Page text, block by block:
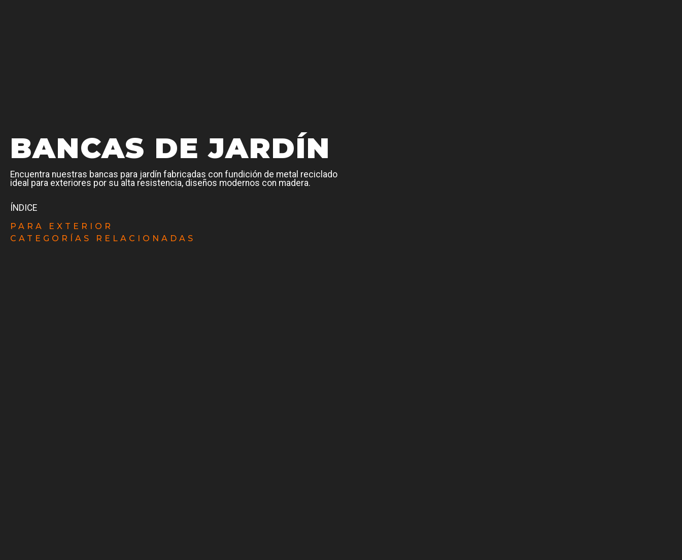
BANCAS DE JARDÍN
Encuentra nuestras bancas para jardín fabricadas con fundición de metal reciclado
ideal para exteriores por su alta resistencia, diseños modernos con madera.
ÍNDICE
PARA EXTERIOR
CATEGORÍAS RELACIONADAS